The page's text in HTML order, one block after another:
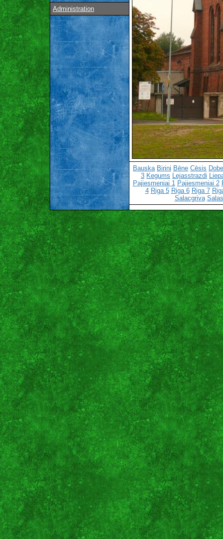
Administration
Bauska Birini Bēne Cēsis
3 Kegums Lejasstrazdi
Pajiesmeniai 1 Pajiesmeniai 2
4 Riga 5 Riga 6 Riga 7
Salacgriva